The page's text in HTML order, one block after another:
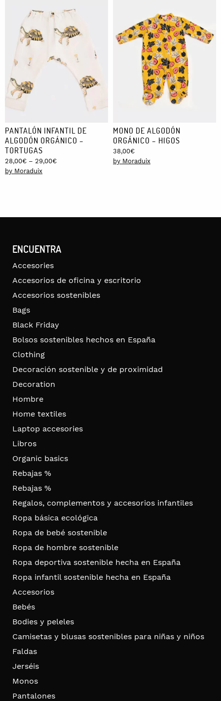
PANTALÓN INFANTIL DE
ALGODÓN ORGÁNICO –
TORTUGAS
28,00€ – 29,00€Price
by Moraduix
MONO DE ALGODÓN
ORGÁNICO – HIGOS
38,00€
by Moraduix
ENCUENTRA
Accesories
Accesorios de oficina y escritorio
Accesorios sostenibles
Bags
Black Friday
Bolsos sostenibles hechos en España
Clothing
Decoración sostenible y de proximidad
Decoration
Hombre
Home textiles
Laptop accesories
Libros
Organic basics
Rebajas %
Rebajas %
Regalos, complementos y accesorios infantiles
Ropa básica ecológica
Ropa de bebé sostenible
Ropa de hombre sostenible
Ropa deportiva sostenible hecha en España
Ropa infantil sostenible hecha en España
Accesorios
Bebés
Bodies y peleles
Camisetas y blusas sostenibles para niñas y niños
Faldas
Jerséis
Monos
Pantalones